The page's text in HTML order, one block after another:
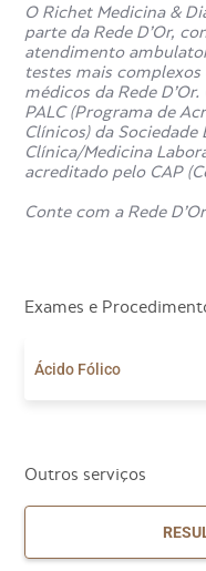
Se o tratamento
corretamente;
A existência de
sistema nervoso).
Dessa forma, o teste
médico a entender se
É feito no primeiro e
que é quando a
podem afetar o bebê.
O Richet Medicina &
parte da Rede D’Or,
atendimento
testes mais
médicos da Rede
PALC (Programa de
Clínicos) da
Clínica/Medicina
acreditado pelo CAP
Conte com a Rede
Exames e
Ácido Fólico
Outros serviços